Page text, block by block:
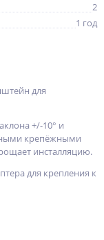
2
1 год
для
+/-10° и
крепёжными
инсталляцию.
для крепления к